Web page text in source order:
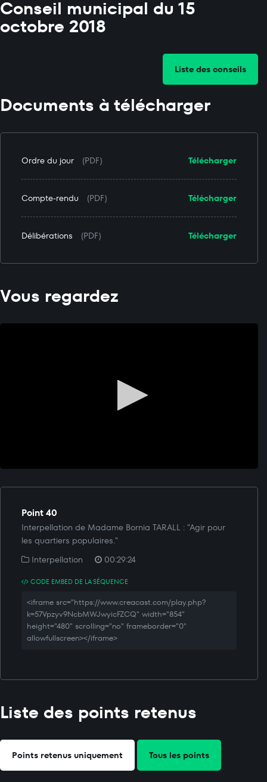
Conseil municipal du 15
octobre 2018
Liste des conseils
Documents à télécharger
Télécharger
Ordre du jour (PDF)
Télécharger
Compte-rendu (PDF)
Télécharger
Délibérations (PDF)
Vous regardez
Point 40
Interpellation de Madame Bornia TARALL : "Agir pour
les quartiers populaires."
Interpellation
00:29:24
CODE EMBED DE LA SÉQUENCE
<iframe src="https://www.creacast.com/play.php?
k=57Vpzyv9NcbMWJwyicFZCQ" width="854"
height="480" scrolling="no" frameborder="0"
allowfullscreen></iframe>
Liste des points retenus
Points retenus uniquement Tous les points